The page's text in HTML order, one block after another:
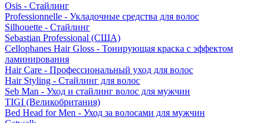
Osis - Стайлинг
Professionnelle - Укладочные средства для волос
Silhouette - Стайлинг
Sebastian Professional (США)
Cellophanes Hair Gloss - Тонирующая краска с эффектом
ламинирования
Hair Care - Профессиональный уход для волос
Hair Styling - Стайлинг для волос
Seb Man - Уход и стайлинг волос для мужчин
TIGI (Великобритания)
Bed Head for Men - Уход за волосами для мужчин